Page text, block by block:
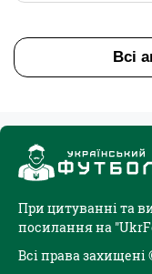
Всі
При цитуванні та
посилання на
Всі права захищені